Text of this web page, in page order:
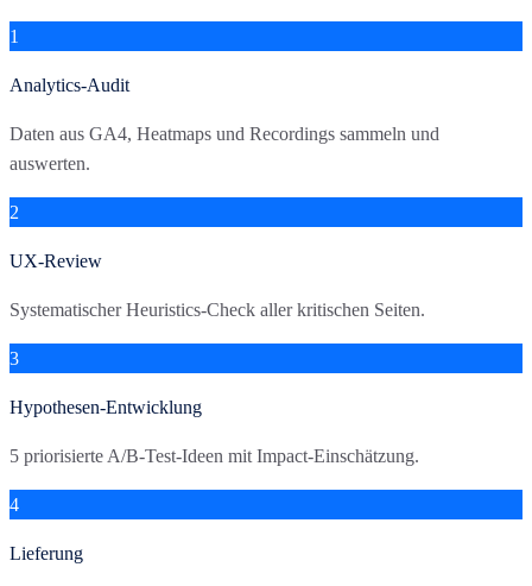
1
Analytics-Audit
Daten aus GA4, Heatmaps und Recordings sammeln und
auswerten.
2
UX-Review
Systematischer Heuristics-Check aller kritischen Seiten.
3
Hypothesen-Entwicklung
5 priorisierte A/B-Test-Ideen mit Impact-Einschätzung.
4
Lieferung